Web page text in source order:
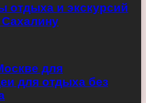
отдыха и экскурсий
для
для отдыха без